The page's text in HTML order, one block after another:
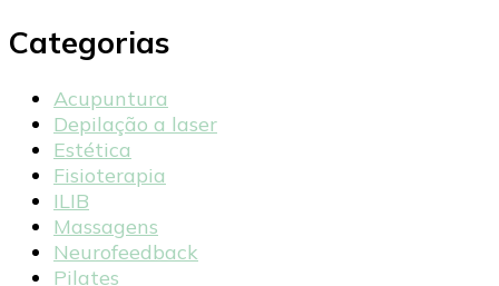
Categorias
Acupuntura
Depilação a laser
Estética
Fisioterapia
ILIB
Massagens
Neurofeedback
Pilates